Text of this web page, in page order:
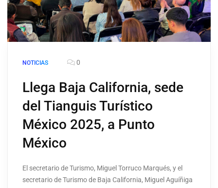
NOTICIAS 0
Llega Baja California, sede
del Tianguis Turístico
México 2025, a Punto
México
El secretario de Turismo, Miguel Torruco Marqués, y el
secretario de Turismo de Baja California, Miguel Aguíñiga